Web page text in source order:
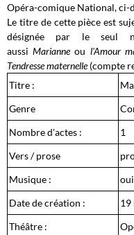
Opéra-comique National, ci-
Le titre de cette pièce est
désignée par le seul
aussiMarianneou l'Amour
Tendresse maternelle(compte
Titre :
Genre
Nombre d'actes :
1
Vers / prose
Musique :
oui
Date de création :
19
Théâtre :